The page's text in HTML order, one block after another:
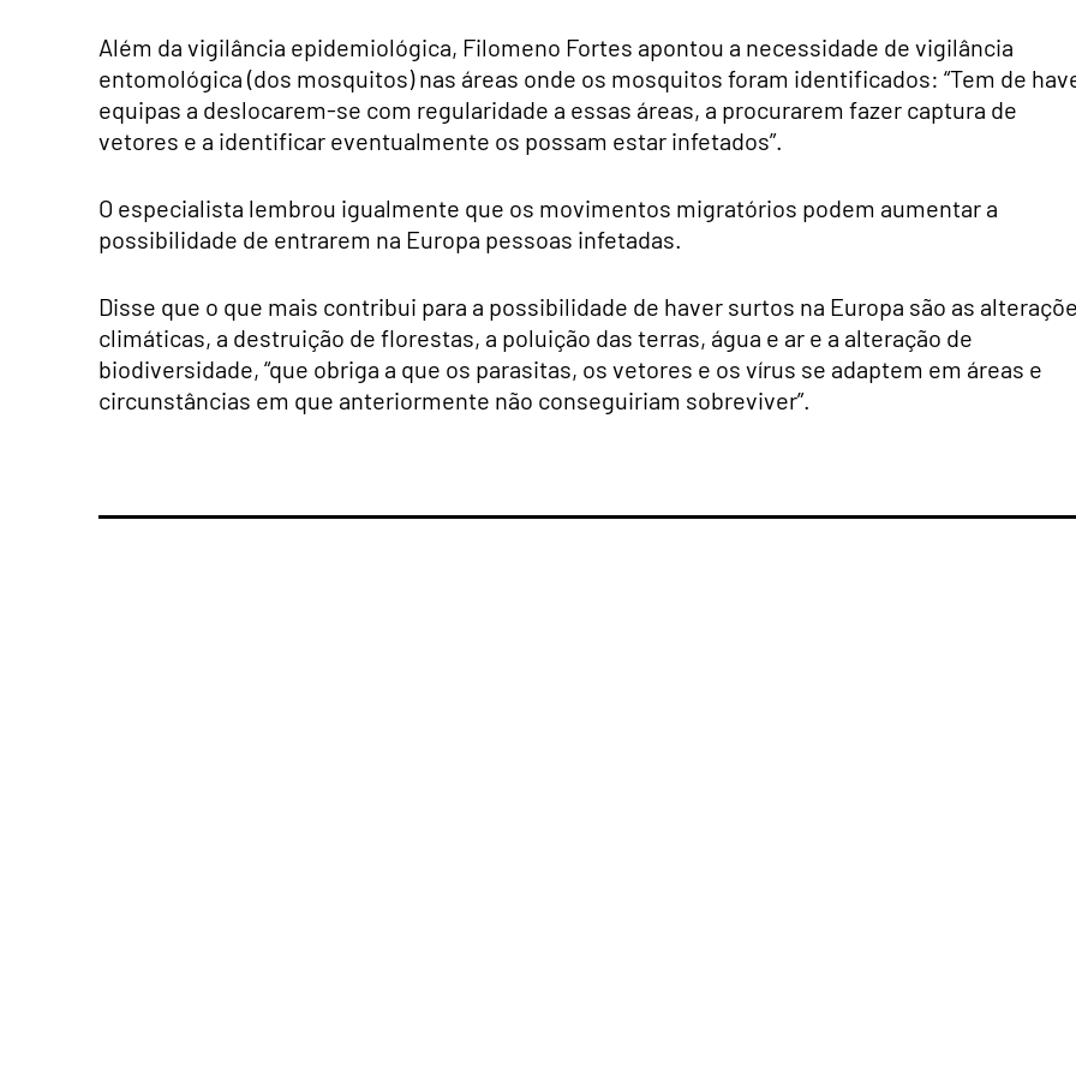
Além da vigilância epidemiológica, Filomeno Fortes apontou a necessidade de vigilância
entomológica (dos mosquitos) nas áreas onde os mosquitos foram identificados: “Tem de
equipas a deslocarem-se com regularidade a essas áreas, a procurarem fazer captura de
vetores e a identificar eventualmente os possam estar infetados”.
O especialista lembrou igualmente que os movimentos migratórios podem aumentar a
possibilidade de entrarem na Europa pessoas infetadas.
Disse que o que mais contribui para a possibilidade de haver surtos na Europa são as
climáticas, a destruição de florestas, a poluição das terras, água e ar e a alteração de
biodiversidade, “que obriga a que os parasitas, os vetores e os vírus se adaptem em áreas e
circunstâncias em que anteriormente não conseguiriam sobreviver”.